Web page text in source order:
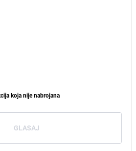
koja nije nabrojana
GLASAJ